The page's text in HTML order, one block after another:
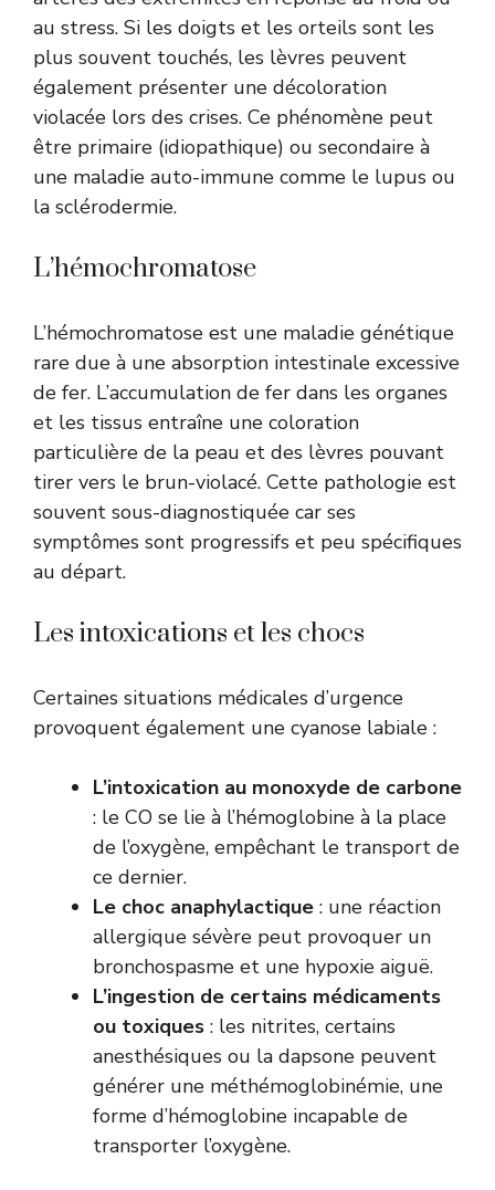
au stress. Si les doigts et les orteils sont les
plus souvent touchés, les lèvres peuvent
également présenter une décoloration
violacée lors des crises. Ce phénomène peut
être primaire (idiopathique) ou secondaire à
une maladie auto-immune comme le lupus ou
la sclérodermie.
L’hémochromatose
L’hémochromatose est une maladie génétique
rare due à une absorption intestinale excessive
de fer. L’accumulation de fer dans les organes
et les tissus entraîne une coloration
particulière de la peau et des lèvres pouvant
tirer vers le brun-violacé. Cette pathologie est
souvent sous-diagnostiquée car ses
symptômes sont progressifs et peu spécifiques
au départ.
Les intoxications et les chocs
Certaines situations médicales d’urgence
provoquent également une cyanose labiale :
L’intoxication au monoxyde de carbone
: le CO se lie à l’hémoglobine à la place
de l’oxygène, empêchant le transport de
ce dernier.
Le choc anaphylactique : une réaction
allergique sévère peut provoquer un
bronchospasme et une hypoxie aiguë.
L’ingestion de certains médicaments
ou toxiques : les nitrites, certains
anesthésiques ou la dapsone peuvent
générer une méthémoglobinémie, une
forme d’hémoglobine incapable de
transporter l’oxygène.